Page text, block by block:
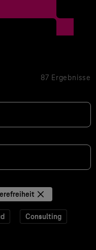
87 Ergebnisse
Consulting